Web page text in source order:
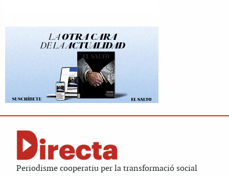
Periodisme cooperatiu per la transformació social